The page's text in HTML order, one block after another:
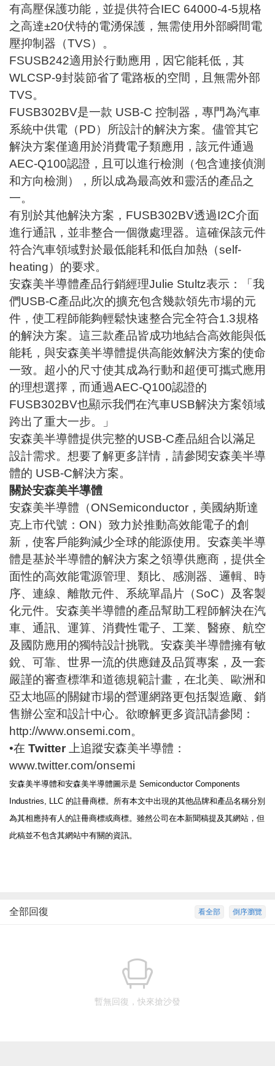
有高壓保護功能，並提供符合IEC 64000-4-5規格
之高達±20伏特的電湧保護，無需使用外部瞬間電
壓抑制器（TVS）。
FSUSB242適用於行動應用，因它能耗低，其
WLCSP-9封裝節省了電路板的空間，且無需外部
TVS。
FUSB302BV是一款 USB-C 控制器 ，專門為汽車
系統中供電（PD）所設計的解決方案。儘管其它
解決方案僅適用於消費電子類應用，該元件通過
AEC-Q100認證，且可以進行檢測（包含連接偵測
和方向檢測），所以成為最高效和靈活的產品之
一。
有別於其他解決方案，FUSB302BV透過I2C介面
進行通訊，並非整合一個微處理器。這確保該元件
符合汽車領域對於最低能耗和低自加熱（self-
heating）的要求。
安森美半導體產品行銷經理Julie Stultz表示：「我
們USB-C產品此次的擴充包含幾款領先市場的元
件，使工程師能夠輕鬆快速整合完全符合1.3規格
的解決方案。這三款產品皆成功地結合高效能與低
能耗，與安森美半導體提供高能效解決方案的使命
一致。超小的尺寸使其成為行動和超便可攜式應用
的理想選擇，而通過AEC-Q100認證的
FUSB302BV也顯示我們在汽車USB解決方案領域
跨出了重大一步。」
安森美半導體提供完整的USB-C產品組合以滿足
設計需求。想要了解更多詳情，請參閱安森美半導
體的 USB-C解決方案。
關於安森美半導體
安森美半導體（ONSemiconductor，美國納斯達
克上市代號： ON）致力於推動高效能電子的創
新，使客戶能夠減少全球的能源使用。安森美半導
體是基於半導體的解決方案之領導供應商，提供全
面性的高效能電源管理、類比、感測器、邏輯、時
序、連線、離散元件、系統單晶片（SoC）及客製
化元件。安森美半導體的產品幫助工程師解決在汽
車、通訊、運算、消費性電子、工業、醫療、航空
及國防應用的獨特設計挑戰。安森美半導體擁有敏
銳、可靠、世界一流的供應鏈及品質專案，及一套
嚴謹的審查標準和道德規範計畫，在北美、歐洲和
亞太地區的關鍵市場的營運網路更包括製造廠、銷
售辦公室和設計中心。欲瞭解更多資訊請參閱：
http://www.onsemi.com。
•在 Twitter
上追蹤安森美半導體：
www.twitter.com/onsemi
安森美半導體和安森美半導體圖示是 Semiconductor Components
Industries, LLC 的註冊商標。所有本文中出現的其他品牌和產品名稱分別
為其相應持有人的註冊商標或商標。雖然公司在本新聞稿提及其網站，但
此稿並不包含其網站中有關的資訊。
倒序瀏覽
看全部
全部回復
暫無回復，快來搶沙發